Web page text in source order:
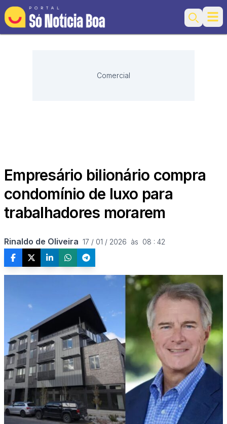
Search
Comercial
Empresário bilionário compra
condomínio de luxo para
trabalhadores morarem
Rinaldo de Oliveira 17 / 01 / 2026  às  08 : 42